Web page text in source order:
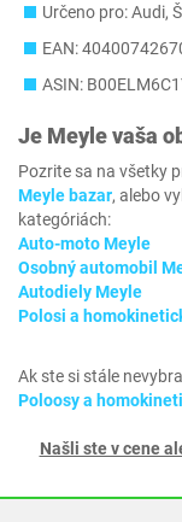
Určeno pro: Audi,
EAN:
ASIN:
Je Meylevaša
Pozrite sa na všetky
Meyle bazar, alebo
kategóriách:
Auto-moto Meyle
Osobný automobil
Autodiely Meyle
Polosi a
Ak ste si stále
Poloosy a
Našli ste v cene